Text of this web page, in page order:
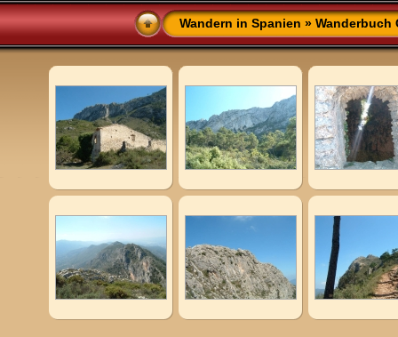
Wandern in Spanien » Wanderbuch